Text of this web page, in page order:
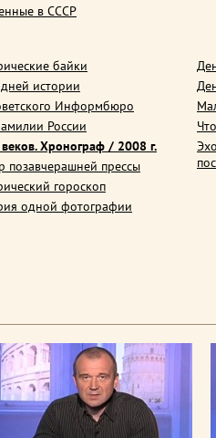
в СССР
байки
истории
Информбюро
России
Хронограф / 2008 г.
позавчерашней прессы
гороскоп
одной фотографии